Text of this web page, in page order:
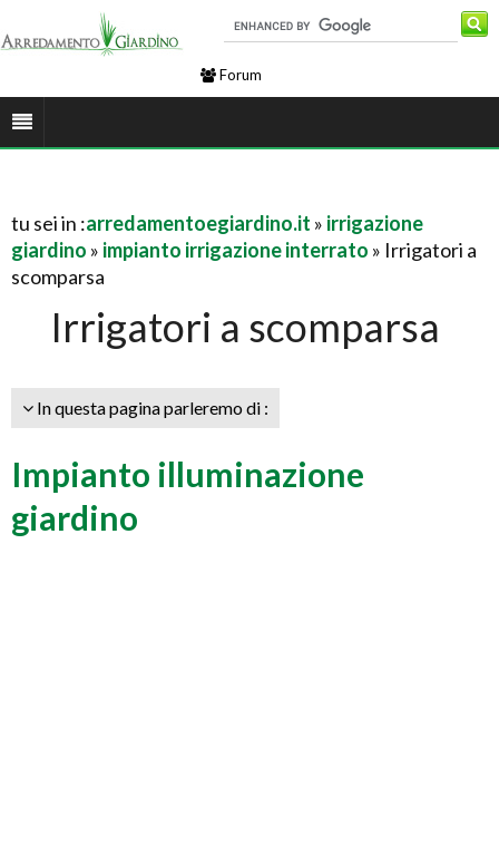
Forum
tu sei in :arredamentoegiardino.it » irrigazione
giardino » impianto irrigazione interrato » Irrigatori a
scomparsa
Irrigatori a scomparsa
In questa pagina parleremo di :
Impianto illuminazione
giardino